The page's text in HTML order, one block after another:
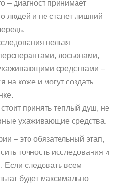
– диагност принимает
людей и не станет лишний
нельзя
лосьонами,
средствами –
на коже и могут создать
принять теплый душ, не
ухаживающие средства.
– это обязательный этап,
точность исследования и
Если следовать всем
будет максимально